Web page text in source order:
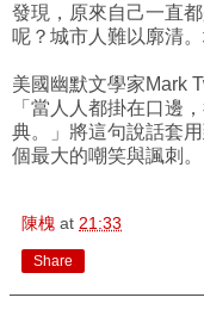
發現，原來自己一直
呢？城市人難以廓清
美國幽默文學家Mark
「當人人都掛在口邊
典。」將這句說話套
個最大的嘲笑與諷刺。
陳槐 at 21:33
Share